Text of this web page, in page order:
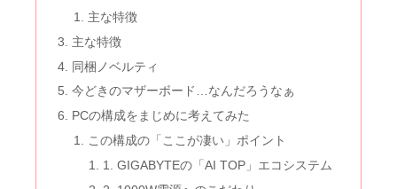
主な特徴
主な特徴
同梱ノベルティ
今どきのマザーボード…なんだろうなぁ
PCの構成をまじめに考えてみた
この構成の「ここが凄い」ポイント
1. GIGABYTEの「AI TOP」エコシステム